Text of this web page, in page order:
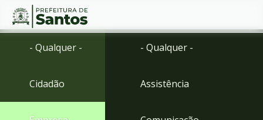
Ir
Ir
Conteúdo
- Qualquer -
Cidadão
- Qualquer -
Assistência